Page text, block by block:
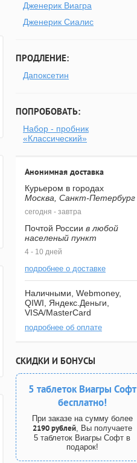
Дженерик Виагра
Дженерик Сиалис
ПРОДЛЕНИЕ:
Дапоксетин
ПОПРОБОВАТЬ:
Набор - пробник
«Классический»
Анонимная доставка
Курьером в городах
Москва, Санкт-Петербург
сегодня - завтра
Почтой России в любой
населеный пункт
4 - 10 дней
подробнее о доставке
Наличными, Webmoney,
QIWI, Яндекс.Деньги,
VISA/MasterCard
подробнее об оплате
СКИДКИ И БОНУСЫ
5 таблеток Виагры Софт
бесплатно!
При заказе на сумму более
2190 рублей, Вы получаете
5 таблеток Виагры Софт в
подарок!